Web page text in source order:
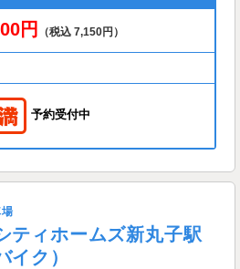
円 （税込 7,150円）
予約受付中
ティホームズ新丸子駅
イク）